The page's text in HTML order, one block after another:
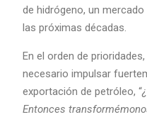
de hidrógeno, un
las próximas décadas.
En el orden de prioridades,
necesario impulsar
exportación de petróleo, “
Entonces